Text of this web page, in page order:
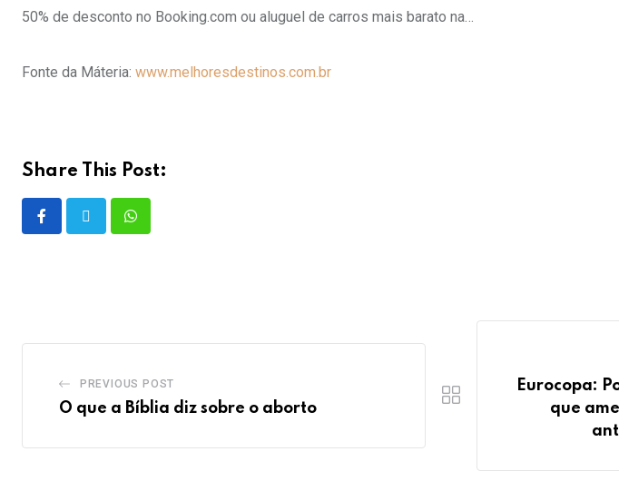
50% de desconto no Booking.com ou aluguel de carros mais barato na…
Fonte da Máteria: www.melhoresdestinos.com.br
Share This Post:
PREVIOUS POST
O que a Bíblia diz sobre o aborto
Eurocopa:
que